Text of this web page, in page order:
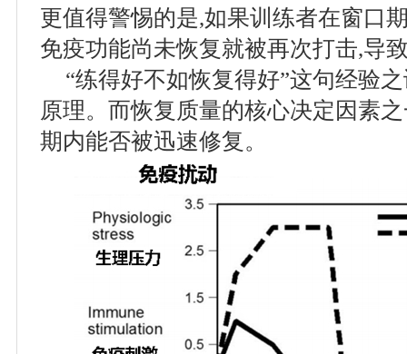
更值得警惕的是,如果训练者在窗口
免疫功能尚未恢复就被再次打击,导
“练得好不如恢复得好”这句经验
原理。而恢复质量的核心决定因素
期内能否被迅速修复。